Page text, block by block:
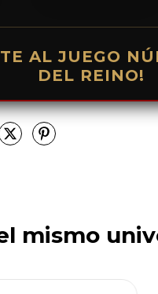
AL JUEGO
DEL REINO!
mismo